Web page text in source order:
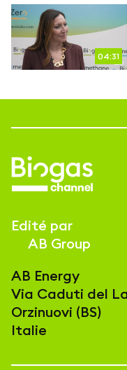
04:31
Edité par
AB Group
AB Energy
Via Caduti del
Orzinuovi (BS)
Italie